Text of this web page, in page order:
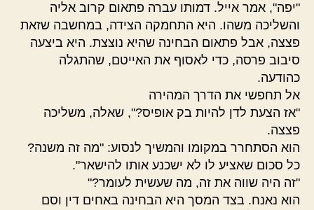
"יפה", אמר אייל. דמותו עברה פתאום קרוב אליה
והשליכה משהו. היא התחמקה הצידה, במחשבה שזאת
פצצה, אבל פתאום הבחינה שהיא נוצצת. היא ביצעה
סיבוב פרסה, כדי לאסוף את האייטם, שהתגלה
כהודעה.
אל תחפשי את הדרך המהירה
"אז הצעת לדן להיות בק אופיס?", שאלה, משליכה
פצצה.
הוא הסתחרר במקומו והמשיך לנסוע: "מה זה משנה?
כל סכום שאציע לו לא ישכנע אותו להישאר".
"זה היה שווה את זה, מה שעשית לעומר?"
הוא נאנח. בצד המסך היא הבחינה באחים דין וסם